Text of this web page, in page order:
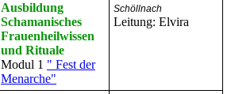
Ausbildung
Schamanisches
Frauenheilwissen
und Rituale
Modul 1 " Fest der
Menarche"
Schöllnach
Leitung: Elvira